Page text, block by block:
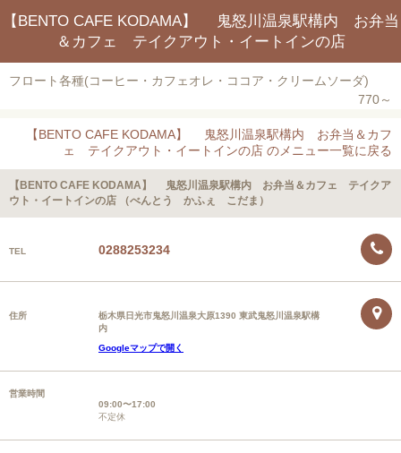
【BENTO CAFE KODAMA】 鬼怒川温泉駅構内 お弁当
＆カフェ テイクアウト・イートインの店
フロート各種(コーヒー・カフェオレ・ココア・クリームソーダ)
770～
【BENTO CAFE KODAMA】 鬼怒川温泉駅構内 お弁当＆カフ
ェ テイクアウト・イートインの店 のメニュー一覧に戻る
【BENTO CAFE KODAMA】 鬼怒川温泉駅構内 お弁当＆カフェ テイクア
ウト・イートインの店 （べんとう かふぇ こだま）
TEL 0288253234
住所
栃木県日光市鬼怒川温泉大原1390 東武鬼怒川温泉駅構
内
Googleマップで開く
営業時間
09:00〜17:00
不定休